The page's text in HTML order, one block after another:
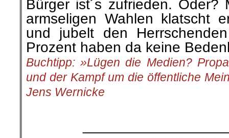
Schickt uns Eure
und
eMail:
Redaktionsschluss: Jeden
.